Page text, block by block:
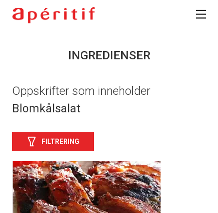
INGREDIENSER
Oppskrifter som inneholder
Blomkålsalat
FILTRERING